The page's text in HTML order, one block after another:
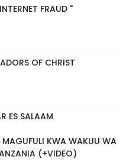
FRAUD "
OF CHRIST
ES SALAAM
MAGUFULI KWA WAKUU WA
(+VIDEO)